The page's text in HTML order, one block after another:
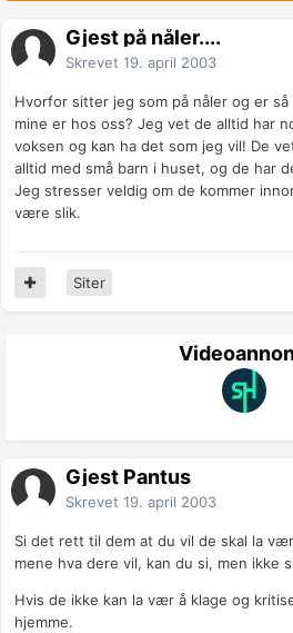
Gjest på nåler....
Skrevet 19. april 2003
Hvorfor sitter jeg som på nåler og er
mine er hos oss? Jeg vet de alltid har
voksen og kan ha det som jeg vil! De
alltid med små barn i huset, og de har
Jeg stresser veldig om de kommer
være slik.
Siter
Gjest Pantus
Skrevet 19. april 2003
Si det rett til dem at du vil de skal la
mene hva dere vil, kan du si, men ikke
Hvis de ikke kan la vær å klage og
hjemme.